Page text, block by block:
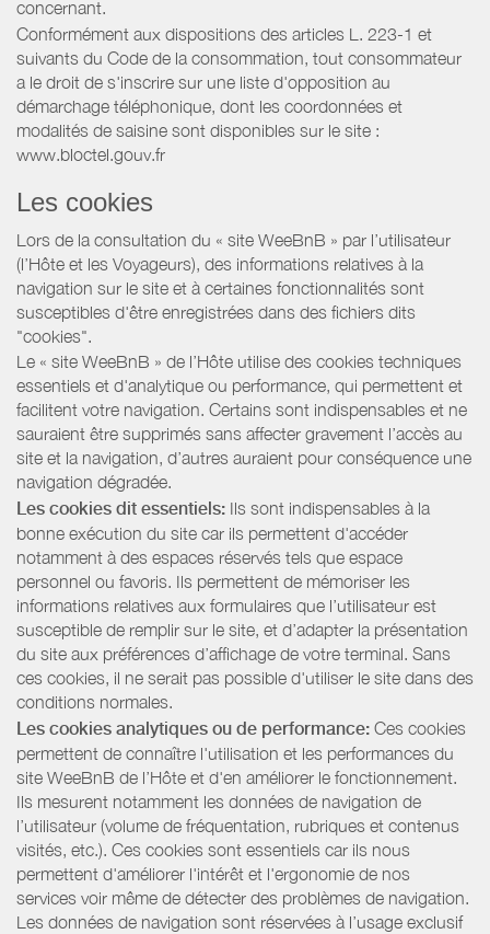
concernant.
Conformément aux dispositions des articles L. 223-1 et
suivants du Code de la consommation, tout consommateur
a le droit de s'inscrire sur une liste d'opposition au
démarchage téléphonique, dont les coordonnées et
modalités de saisine sont disponibles sur le site :
www.bloctel.gouv.fr
Les cookies
Lors de la consultation du « site WeeBnB » par l’utilisateur
(l’Hôte et les Voyageurs), des informations relatives à la
navigation sur le site et à certaines fonctionnalités sont
susceptibles d'être enregistrées dans des fichiers dits
"cookies".
Le « site WeeBnB » de l’Hôte utilise des cookies techniques
essentiels et d'analytique ou performance, qui permettent et
facilitent votre navigation. Certains sont indispensables et ne
sauraient être supprimés sans affecter gravement l’accès au
site et la navigation, d’autres auraient pour conséquence une
navigation dégradée.
Les cookies dit essentiels: Ils sont indispensables à la
bonne exécution du site car ils permettent d'accéder
notamment à des espaces réservés tels que espace
personnel ou favoris. Ils permettent de mémoriser les
informations relatives aux formulaires que l’utilisateur est
susceptible de remplir sur le site, et d’adapter la présentation
du site aux préférences d’affichage de votre terminal. Sans
ces cookies, il ne serait pas possible d'utiliser le site dans des
conditions normales.
Les cookies analytiques ou de performance: Ces cookies
permettent de connaître l'utilisation et les performances du
site WeeBnB de l’Hôte et d'en améliorer le fonctionnement.
Ils mesurent notamment les données de navigation de
l’utilisateur (volume de fréquentation, rubriques et contenus
visités, etc.). Ces cookies sont essentiels car ils nous
permettent d'améliorer l'intérêt et l'ergonomie de nos
services voir même de détecter des problèmes de navigation.
Les données de navigation sont réservées à l’usage exclusif